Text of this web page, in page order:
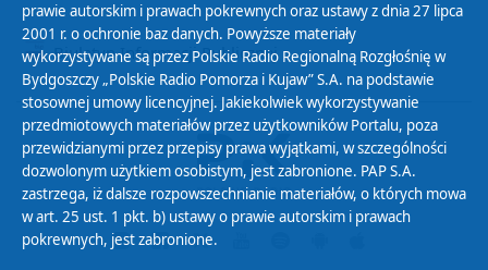
Biuletyn Informacji Publicznej
prawie autorskim i prawach pokrewnych oraz ustawy z dnia 27 lipca
2001 r. o ochronie baz danych. Powyższe materiały
wykorzystywane są przez Polskie Radio Regionalną Rozgłośnię w
Bydgoszczy „Polskie Radio Pomorza i Kujaw” S.A. na podstawie
stosownej umowy licencyjnej. Jakiekolwiek wykorzystywanie
przedmiotowych materiałów przez użytkowników Portalu, poza
przewidzianymi przez przepisy prawa wyjątkami, w szczególności
dozwolonym użytkiem osobistym, jest zabronione. PAP S.A.
zastrzega, iż dalsze rozpowszechnianie materiałów, o których mowa
w art. 25 ust. 1 pkt. b) ustawy o prawie autorskim i prawach
pokrewnych, jest zabronione.